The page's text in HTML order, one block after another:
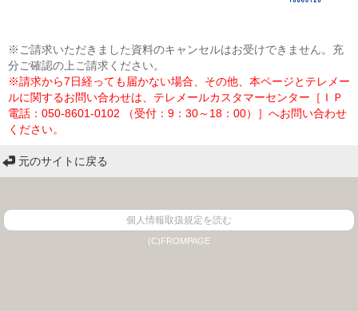
※ご請求いただきました資料のキャンセルはお受けできません。充
分ご確認の上ご請求ください。
※請求から7日経っても届かない場合、その他、本ページとテレメー
ルに関するお問い合わせは、テレメールカスタマーセンター［ＩＰ
電話：050-8601-0102 （受付：9：30～18：00）］へお問い合わせ
ください。
元のサイトに戻る
個人情報取扱規定を読む
(C)FROMPAGE